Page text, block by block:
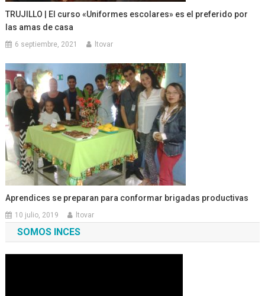
TRUJILLO | El curso «Uniformes escolares» es el preferido por
las amas de casa
6 septiembre, 2021 ltovar
Aprendices se preparan para conformar brigadas productivas
10 julio, 2019 ltovar
SOMOS INCES